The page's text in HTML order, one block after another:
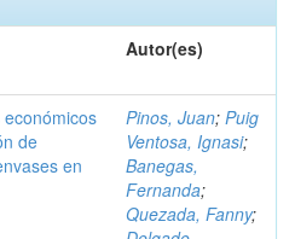
Autor(es)
de
en
Pinos, Juan; Puig
Ventosa, Ignasi;
Banegas,
Fernanda;
Quezada, Fanny;